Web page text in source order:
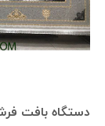
دستگاه بافت فرش ۱۲۰۰ شانه